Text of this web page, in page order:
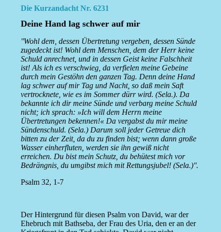
Die Kurzandacht Nr. 6231
Deine Hand lag schwer auf mir
''Wohl dem, dessen Übertretung vergeben, dessen Sünde
zugedeckt ist! Wohl dem Menschen, dem der Herr keine
Schuld anrechnet, und in dessen Geist keine Falschheit
ist! Als ich es verschwieg, da verfielen meine Gebeine
durch mein Gestöhn den ganzen Tag. Denn deine Hand
lag schwer auf mir Tag und Nacht, so daß mein Saft
vertrocknete, wie es im Sommer dürr wird. (Sela.). Da
bekannte ich dir meine Sünde und verbarg meine Schuld
nicht; ich sprach: »Ich will dem Herrn meine
Übertretungen bekennen!« Da vergabst du mir meine
Sündenschuld. (Sela.) Darum soll jeder Getreue dich
bitten zu der Zeit, da du zu finden bist; wenn dann große
Wasser einherfluten, werden sie ihn gewiß nicht
erreichen. Du bist mein Schutz, du behütest mich vor
Bedrängnis, du umgibst mich mit Rettungsjubel! (Sela.)''.
Psalm 32, 1-7
Der Hintergrund für diesen Psalm von David, war der
Ehebruch mit Bathseba, der Frau des Uria, den er an der